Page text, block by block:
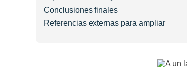
Conclusiones finales
Referencias externas para ampliar